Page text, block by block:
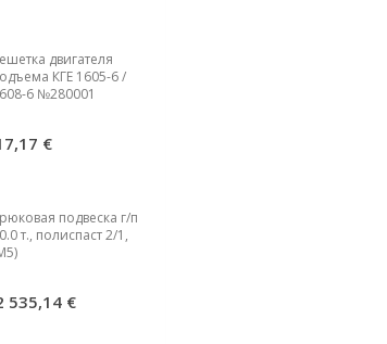
двигателя
КГЕ 1605-6 /
6 №280001
€
подвеска г/п
т., полиспаст 2/1,
535,14 €